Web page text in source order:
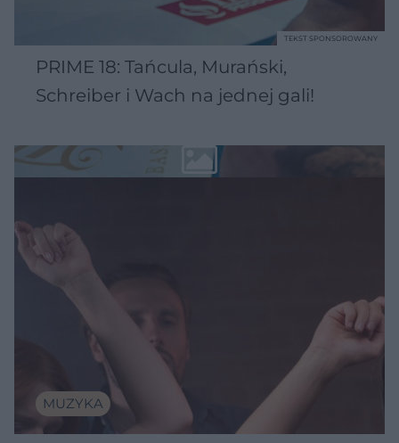
PRIME 18: Tańcula, Murański,
Schreiber i Wach na jednej gali!
TEKST SPONSOROWANY
MUZYKA